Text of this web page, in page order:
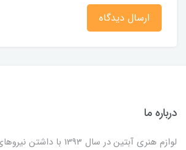
ارسال دیدگاه
درباره ما
لوازم هنری آبتین در سال